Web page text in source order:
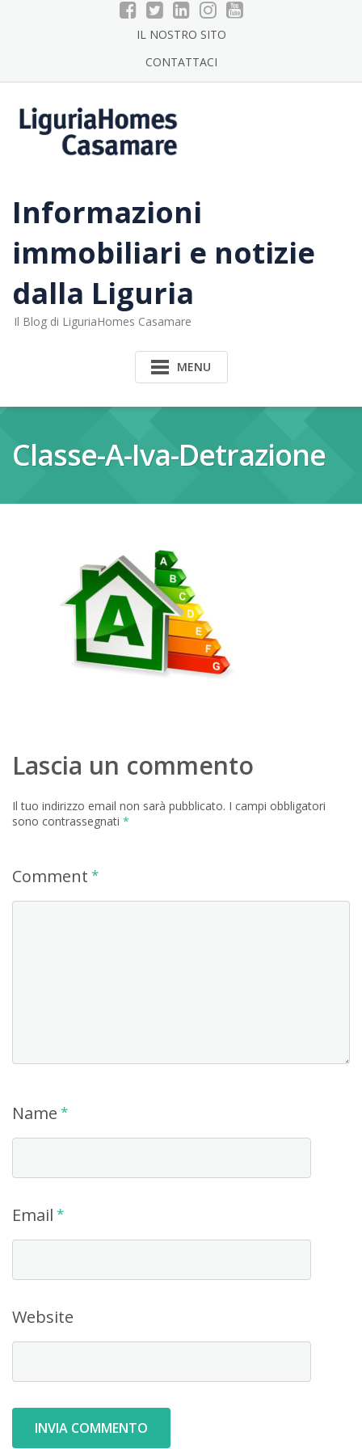
IL NOSTRO SITO
CONTATTACI
Informazioni
immobiliari e notizie
dalla Liguria
Il Blog di LiguriaHomes Casamare
MENU
Classe-A-Iva-Detrazione
Lascia un commento
Il tuo indirizzo email non sarà pubblicato. I campi obbligatori
sono contrassegnati *
Comment *
Name *
Email *
Website